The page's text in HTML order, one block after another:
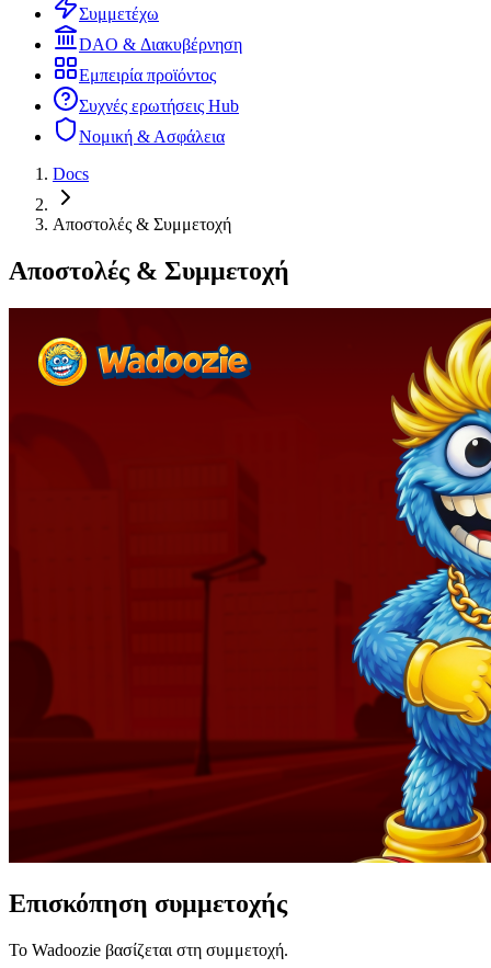
Συμμετέχω
DAO & Διακυβέρνηση
Εμπειρία προϊόντος
Συχνές ερωτήσεις Hub
Νομική & Ασφάλεια
Docs
Αποστολές & Συμμετοχή
Αποστολές & Συμμετοχή
Επισκόπηση συμμετοχής
Το Wadoozie βασίζεται στη συμμετοχή.